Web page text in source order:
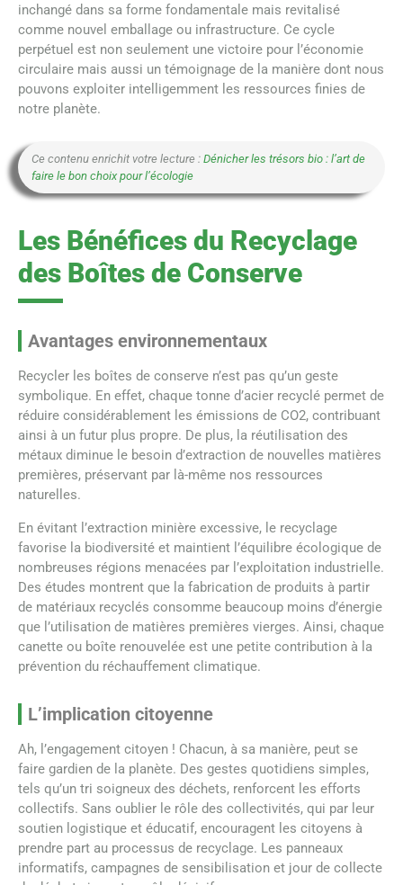
inchangé dans sa forme fondamentale mais revitalisé
comme nouvel emballage ou infrastructure. Ce cycle
perpétuel est non seulement une victoire pour l’économie
circulaire mais aussi un témoignage de la manière dont nous
pouvons exploiter intelligemment les ressources finies de
notre planète.
Ce contenu enrichit votre lecture : Dénicher les trésors bio : l’art de
faire le bon choix pour l’écologie
Les Bénéfices du Recyclage
des Boîtes de Conserve
Avantages environnementaux
Recycler les boîtes de conserve n’est pas qu’un geste
symbolique. En effet, chaque tonne d’acier recyclé permet de
réduire considérablement les émissions de CO2, contribuant
ainsi à un futur plus propre. De plus, la réutilisation des
métaux diminue le besoin d’extraction de nouvelles matières
premières, préservant par là-même nos ressources
naturelles.
En évitant l’extraction minière excessive, le recyclage
favorise la biodiversité et maintient l’équilibre écologique de
nombreuses régions menacées par l’exploitation industrielle.
Des études montrent que la fabrication de produits à partir
de matériaux recyclés consomme beaucoup moins d’énergie
que l’utilisation de matières premières vierges. Ainsi, chaque
canette ou boîte renouvelée est une petite contribution à la
prévention du réchauffement climatique.
L’implication citoyenne
Ah, l’engagement citoyen ! Chacun, à sa manière, peut se
faire gardien de la planète. Des gestes quotidiens simples,
tels qu’un tri soigneux des déchets, renforcent les efforts
collectifs. Sans oublier le rôle des collectivités, qui par leur
soutien logistique et éducatif, encouragent les citoyens à
prendre part au processus de recyclage. Les panneaux
informatifs, campagnes de sensibilisation et jour de collecte